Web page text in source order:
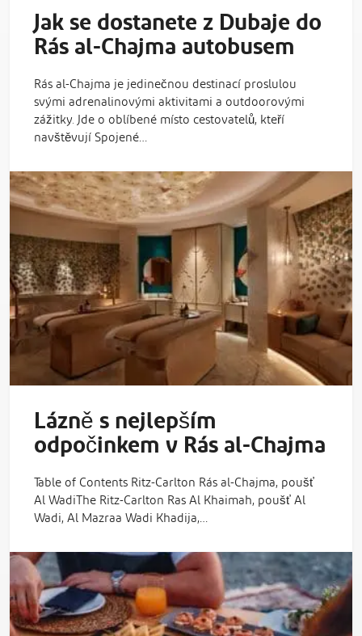
Jak se dostanete z Dubaje do
Rás al-Chajma autobusem
Rás al-Chajma je jedinečnou destinací proslulou
svými adrenalinovými aktivitami a outdoorovými
zážitky. Jde o oblíbené místo cestovatelů, kteří
navštěvují Spojené…
Lázně s nejlepším
odpočinkem v Rás al-Chajma
Table of Contents Ritz-Carlton Rás al-Chajma, poušť
Al WadiThe Ritz-Carlton Ras Al Khaimah, poušť Al
Wadi, Al Mazraa Wadi Khadija,…